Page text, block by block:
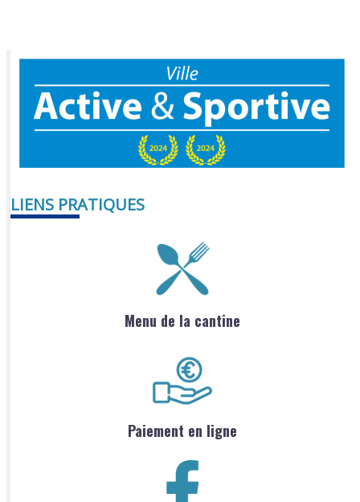
LIENS PRATIQUES
Menu de la cantine
Paiement en ligne